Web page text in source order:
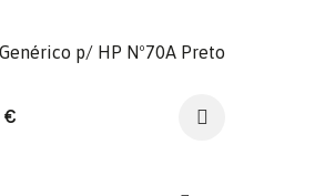
p/ HP Nº70A Preto
€